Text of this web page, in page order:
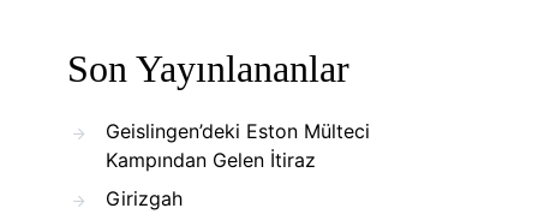
Son Yayınlananlar
Geislingen’deki Eston Mülteci
Kampından Gelen İtiraz
Girizgah